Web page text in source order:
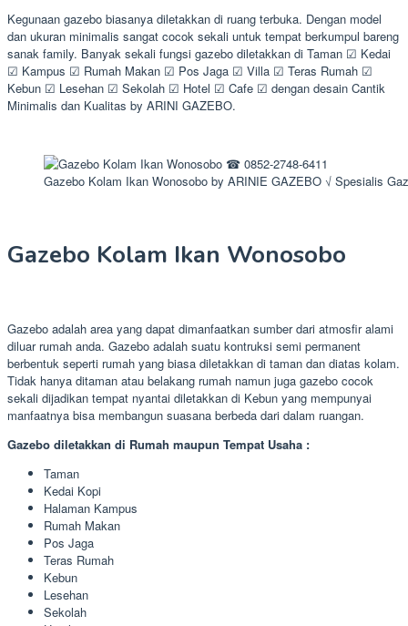
Kegunaan gazebo biasanya diletakkan di ruang terbuka. Dengan model
dan ukuran minimalis sangat cocok sekali untuk tempat berkumpul bareng
sanak family. Banyak sekali fungsi gazebo diletakkan di Taman ☑ Kedai
☑ Kampus ☑ Rumah Makan ☑ Pos Jaga ☑ Villa ☑ Teras Rumah ☑
Kebun ☑ Lesehan ☑ Sekolah ☑ Hotel ☑ Cafe ☑ dengan desain Cantik
Minimalis dan Kualitas by ARINI GAZEBO.
Gazebo Kolam Ikan Wonosobo by ARINIE GAZEBO √ Spesialis
Gazebo Kolam Ikan Wonosobo
Gazebo adalah area yang dapat dimanfaatkan sumber dari atmosfir alami
diluar rumah anda. Gazebo adalah suatu kontruksi semi permanent
berbentuk seperti rumah yang biasa diletakkan di taman dan diatas kolam.
Tidak hanya ditaman atau belakang rumah namun juga gazebo cocok
sekali dijadikan tempat nyantai diletakkan di Kebun yang mempunyai
manfaatnya bisa membangun suasana berbeda dari dalam ruangan.
Gazebo diletakkan di Rumah maupun Tempat Usaha :
Taman
Kedai Kopi
Halaman Kampus
Rumah Makan
Pos Jaga
Teras Rumah
Kebun
Lesehan
Sekolah